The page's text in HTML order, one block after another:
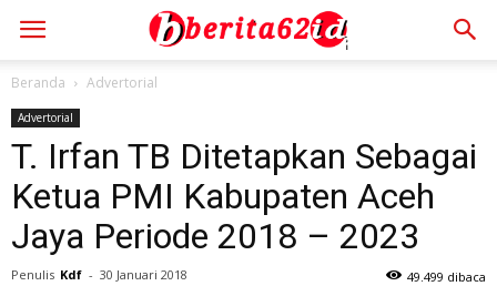
Beranda Advertorial
Advertorial
T. Irfan TB Ditetapkan Sebagai
Ketua PMI Kabupaten Aceh
Jaya Periode 2018 – 2023
Penulis Kdf - 30 Januari 2018 49.499 dibaca